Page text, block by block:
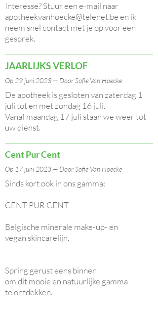
Interesse? Stuur een e-mail naar
apotheekvanhoecke@telenet.been ik
neem snel contact met je op voor een
gesprek.
JAARLIJKS VERLOF
Op 29 juni 2023 — Door Sofie Van Hoecke
De apotheek is gesloten van zaterdag 1
juli tot en met zondag 16 juli.
Vanaf maandag 17 juli staan we weer tot
uw dienst.
Cent Pur Cent
Op 17 juni 2023 — Door Sofie Van Hoecke
Sinds kort ook in ons gamma:
CENT PUR CENT
Belgische minerale make-up- en
vegan skincarelijn.
Spring gerust eens binnen
om dit mooie en natuurlijke gamma
te ontdekken.